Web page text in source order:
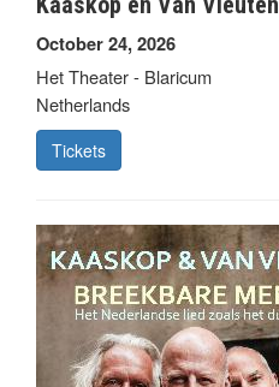
October 24, 2026
Het Theater - Blaricum
Netherlands
Tickets